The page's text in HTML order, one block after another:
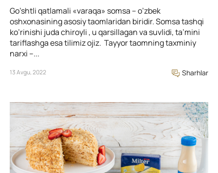
Go’shtli qatlamali «varaqa» somsa – o’zbek
oshxonasining asosiy taomlaridan biridir. Somsa tashqi
ko’rinishi juda chiroyli , u qarsillagan va suvlidi, ta’mini
tariflashga esa tilimiz ojiz. Tayyor taomning taxminiy
narxi –...
13 Avgu, 2022 Sharhlar